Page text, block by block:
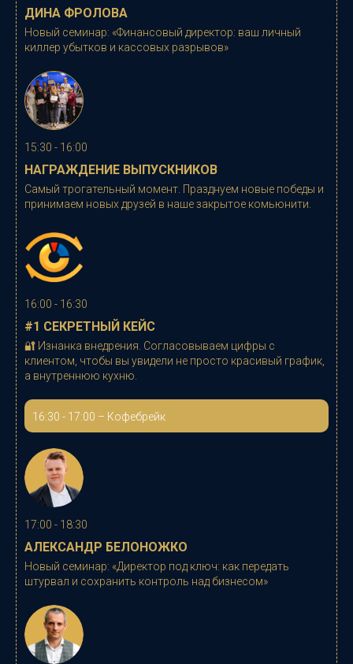
ДИНА ФРОЛОВА
Новый семинар: «Финансовый директор: ваш личный
киллер убытков и кассовых разрывов»
15:30 - 16:00
НАГРАЖДЕНИЕ ВЫПУСКНИКОВ
Самый трогательный момент. Празднуем новые победы и
принимаем новых друзей в наше закрытое комьюнити.
16:00 - 16:30
#1 СЕКРЕТНЫЙ КЕЙС
🔐 Изнанка внедрения. Согласовываем цифры с
клиентом, чтобы вы увидели не просто красивый график,
а внутреннюю кухню.
16:30 - 17:00 – Кофебрейк
17:00 - 18:30
АЛЕКСАНДР БЕЛОНОЖКО
Новый семинар: «Директор под ключ: как передать
штурвал и сохранить контроль над бизнесом»